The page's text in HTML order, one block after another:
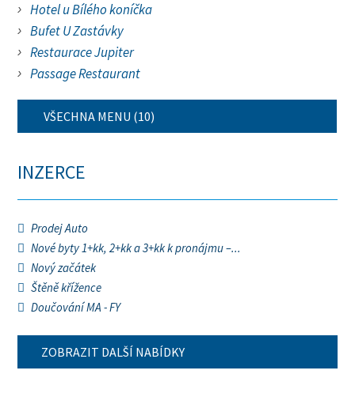
Hotel u Bílého koníčka
Bufet U Zastávky
Restaurace Jupiter
Passage Restaurant
VŠECHNA MENU (10)
INZERCE
Prodej Auto
Nové byty 1+kk, 2+kk a 3+kk k pronájmu –...
Nový začátek
Štěně křížence
Doučování MA - FY
ZOBRAZIT DALŠÍ NABÍDKY